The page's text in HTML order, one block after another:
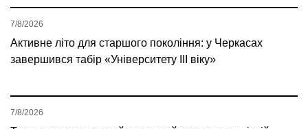
Активне літо для старшого покоління: у Черкасах
завершився табір «Університету ІІІ віку»
7/8/2026
7/8/2026